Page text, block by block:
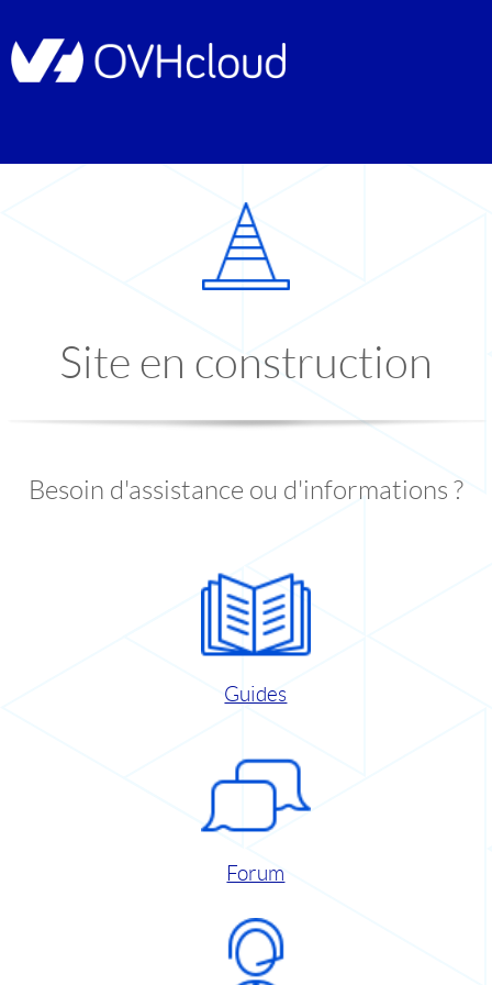
Site en construction
Besoin d'assistance ou d'informations ?
Guides
Forum